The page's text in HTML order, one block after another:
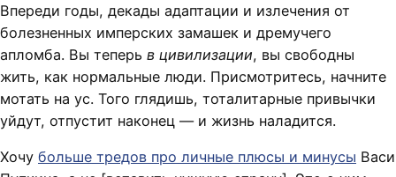
Впереди годы, декады адаптации и излечения от
болезненных имперских замашек и дремучего
апломба. Вы теперь в цивилизации, вы свободны
жить, как нормальные люди. Присмотритесь, начните
мотать на ус. Того глядишь, тоталитарные привычки
уйдут, отпустит наконец — и жизнь наладится.
Хочу больше тредов про личные плюсы и минусы Васи